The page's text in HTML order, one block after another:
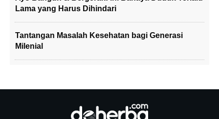
Lama yang Harus Dihindari
Tantangan Masalah Kesehatan bagi Generasi
Milenial